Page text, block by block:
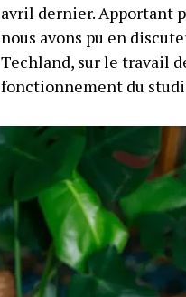
avril dernier. Apportant
nous avons pu en
Techland, sur le travail
fonctionnement du